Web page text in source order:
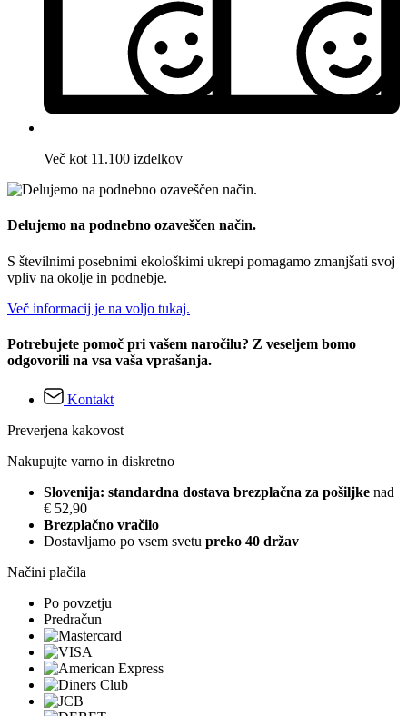
Več kot 11.100 izdelkov
Delujemo na podnebno ozaveščen način.
S številnimi posebnimi ekološkimi ukrepi pomagamo zmanjšati svoj
vpliv na okolje in podnebje.
Več informacij je na voljo tukaj.
Potrebujete pomoč pri vašem naročilu? Z veseljem bomo
odgovorili na vsa vaša vprašanja.
Kontakt
Preverjena kakovost
Nakupujte varno in diskretno
Slovenija: standardna dostava brezplačna za pošiljke nad
€ 52,90
Brezplačno vračilo
Dostavljamo po vsem svetu preko 40 držav
Načini plačila
Po povzetju
Predračun